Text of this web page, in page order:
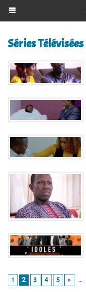
Séries Télévisées
1 2 3 4 5 » ...